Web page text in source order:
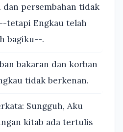
dan persembahan tidak
tetapi Engkau telah
bagiku--.
bakaran dan korban
tidak berkenan.
Sungguh, Aku
kitab ada tertulis